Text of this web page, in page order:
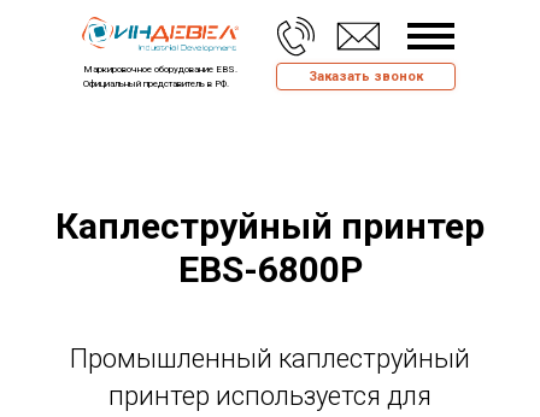
Заказать звонок
Маркировочное оборудование EBS.
Официальный представитель в РФ.
Каплеструйный принтер
EBS-6800Р
Промышленный каплеструйный
принтер используется для